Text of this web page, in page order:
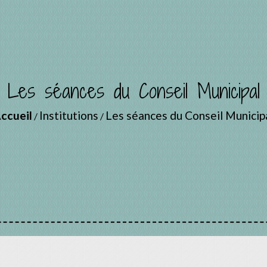
Les séances du Conseil Municipal
/ Institutions / Les séances du Conseil